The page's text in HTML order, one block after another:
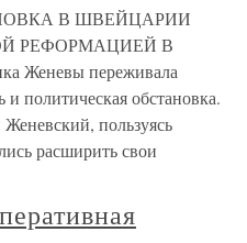
В ШВЕЙЦАРИИ
РЕФОРМАЦИЕЙ В
Женевы переживала
политическая обстановка.
пользуясь
расширить свои